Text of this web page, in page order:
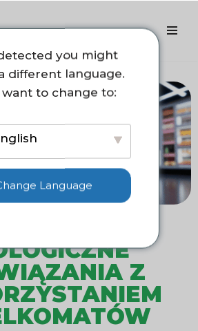
Z
you might
different language.
want to change to:
Language